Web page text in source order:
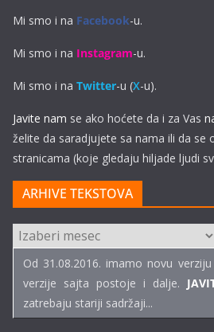
Mi smo i na Facebook-u.
Mi smo i na Instagram-u.
Mi smo i na Twitter-u (X-u).
Javite nam se ako hoćete da i za Vas
želite da saradjujete sa nama ili da se
stranicama (koje gledaju hiljade ljudi
ARHIVE TEKSTOVA
ARHIVE
TEKSTOVA
Od 31.08.2016. imamo novu
verzije sajta postoje i dalje.
zatrebaju stariji sadržaji...